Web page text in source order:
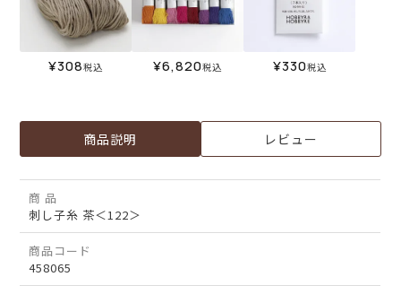
¥308税込 ¥6,820税込 ¥330税込
商品説明 レビュー
商 品
刺し子糸 茶＜122＞
商品コード
458065